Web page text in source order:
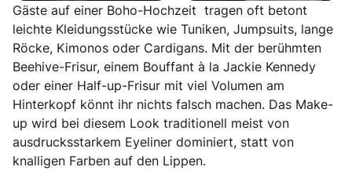
Gäste auf einer Boho-Hochzeit tragen oft betont
leichte Kleidungsstücke wie Tuniken, Jumpsuits, lange
Röcke, Kimonos oder Cardigans. Mit der berühmten
Beehive-Frisur, einem Bouffant à la Jackie Kennedy
oder einer Half-up-Frisur mit viel Volumen am
Hinterkopf könnt ihr nichts falsch machen. Das Make-
up wird bei diesem Look traditionell meist von
ausdrucksstarkem Eyeliner dominiert, statt von
knalligen Farben auf den Lippen.